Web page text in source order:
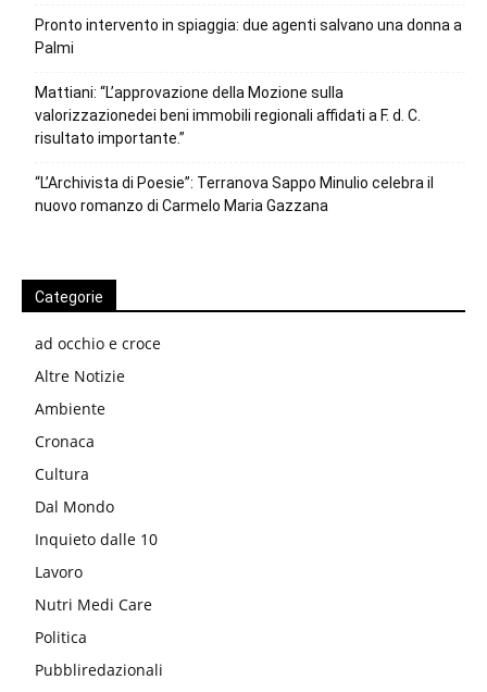
Pronto intervento in spiaggia: due agenti salvano una donna a
Palmi
Mattiani: “L’approvazione della Mozione sulla
valorizzazionedei beni immobili regionali affidati a F. d. C.
risultato importante.”
“L’Archivista di Poesie”: Terranova Sappo Minulio celebra il
nuovo romanzo di Carmelo Maria Gazzana
Categorie
ad occhio e croce
Altre Notizie
Ambiente
Cronaca
Cultura
Dal Mondo
Inquieto dalle 10
Lavoro
Nutri Medi Care
Politica
Pubbliredazionali